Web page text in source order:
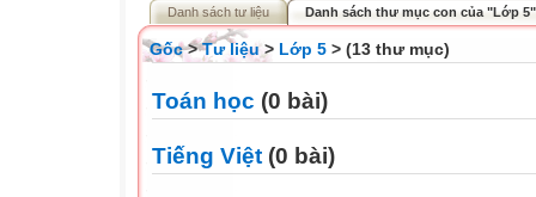
Danh sách tư liệu Danh sách thư mục con của "Lớp 5"
Gốc>Tư liệu> Lớp 5 > (13 thư mục)
Toán học (0 bài)
Tiếng Việt (0 bài)